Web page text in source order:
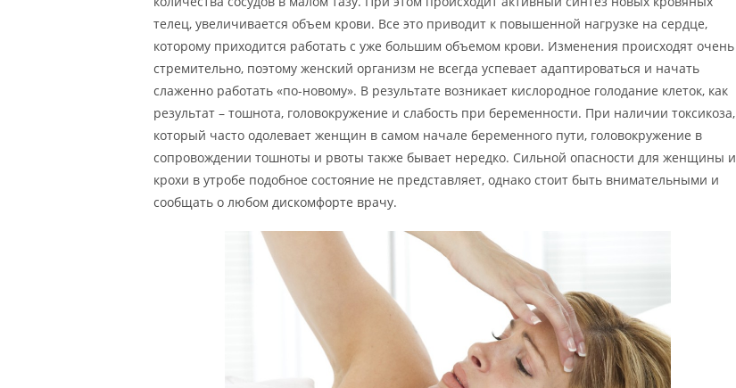
телец, увеличивается объем крови. Все это приводит к повышенной нагрузке на сердце,
которому приходится работать с уже большим объемом крови. Изменения происходят очень
стремительно, поэтому женский организм не всегда успевает адаптироваться и начать
слаженно работать «по-новому». В результате возникает кислородное голодание клеток, как
результат – тошнота, головокружение и слабость при беременности. При наличии токсикоза,
который часто одолевает женщин в самом начале беременного пути, головокружение в
сопровождении тошноты и рвоты также бывает нередко. Сильной опасности для женщины и
крохи в утробе подобное состояние не представляет, однако стоит быть внимательными и
сообщать о любом дискомфорте врачу.